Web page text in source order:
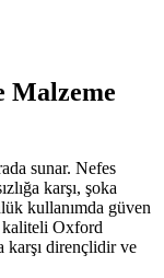
Malzeme
sunar. Nefes
karşı, şoka
kullanımda güven
kaliteli Oxford
karşı dirençlidir ve